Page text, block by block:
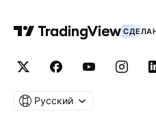
Русский